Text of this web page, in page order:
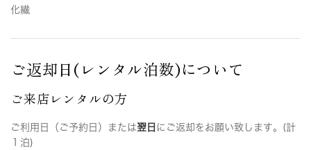
化繊
ご返却日(レンタル泊数)について
ご来店レンタルの方
ご利用日（ご予約日）または翌日 にご返却をお願い致します。(計
１泊)